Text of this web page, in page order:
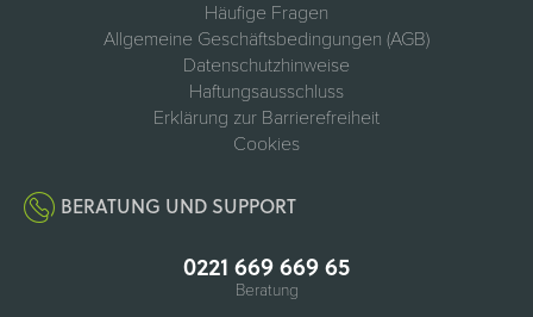
Häufige Fragen
Allgemeine Geschäftsbedingungen (AGB)
Datenschutzhinweise
Haftungsausschluss
Erklärung zur Barrierefreiheit
Cookies
BERATUNG UND SUPPORT
0221 669 669 65
Beratung